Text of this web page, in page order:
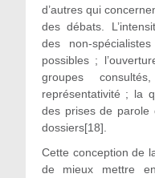
d’autres qui
des débats.
des non-
possibles ;
groupes
représentativité ; la
des prises de parole
dossiers[18].
Cette conception de
de mieux mettre